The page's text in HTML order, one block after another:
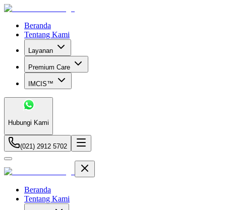
Beranda
Tentang Kami
Layanan
Premium Care
IMCIS™
Hubungi Kami
(021) 2912 5702
Beranda
Tentang Kami